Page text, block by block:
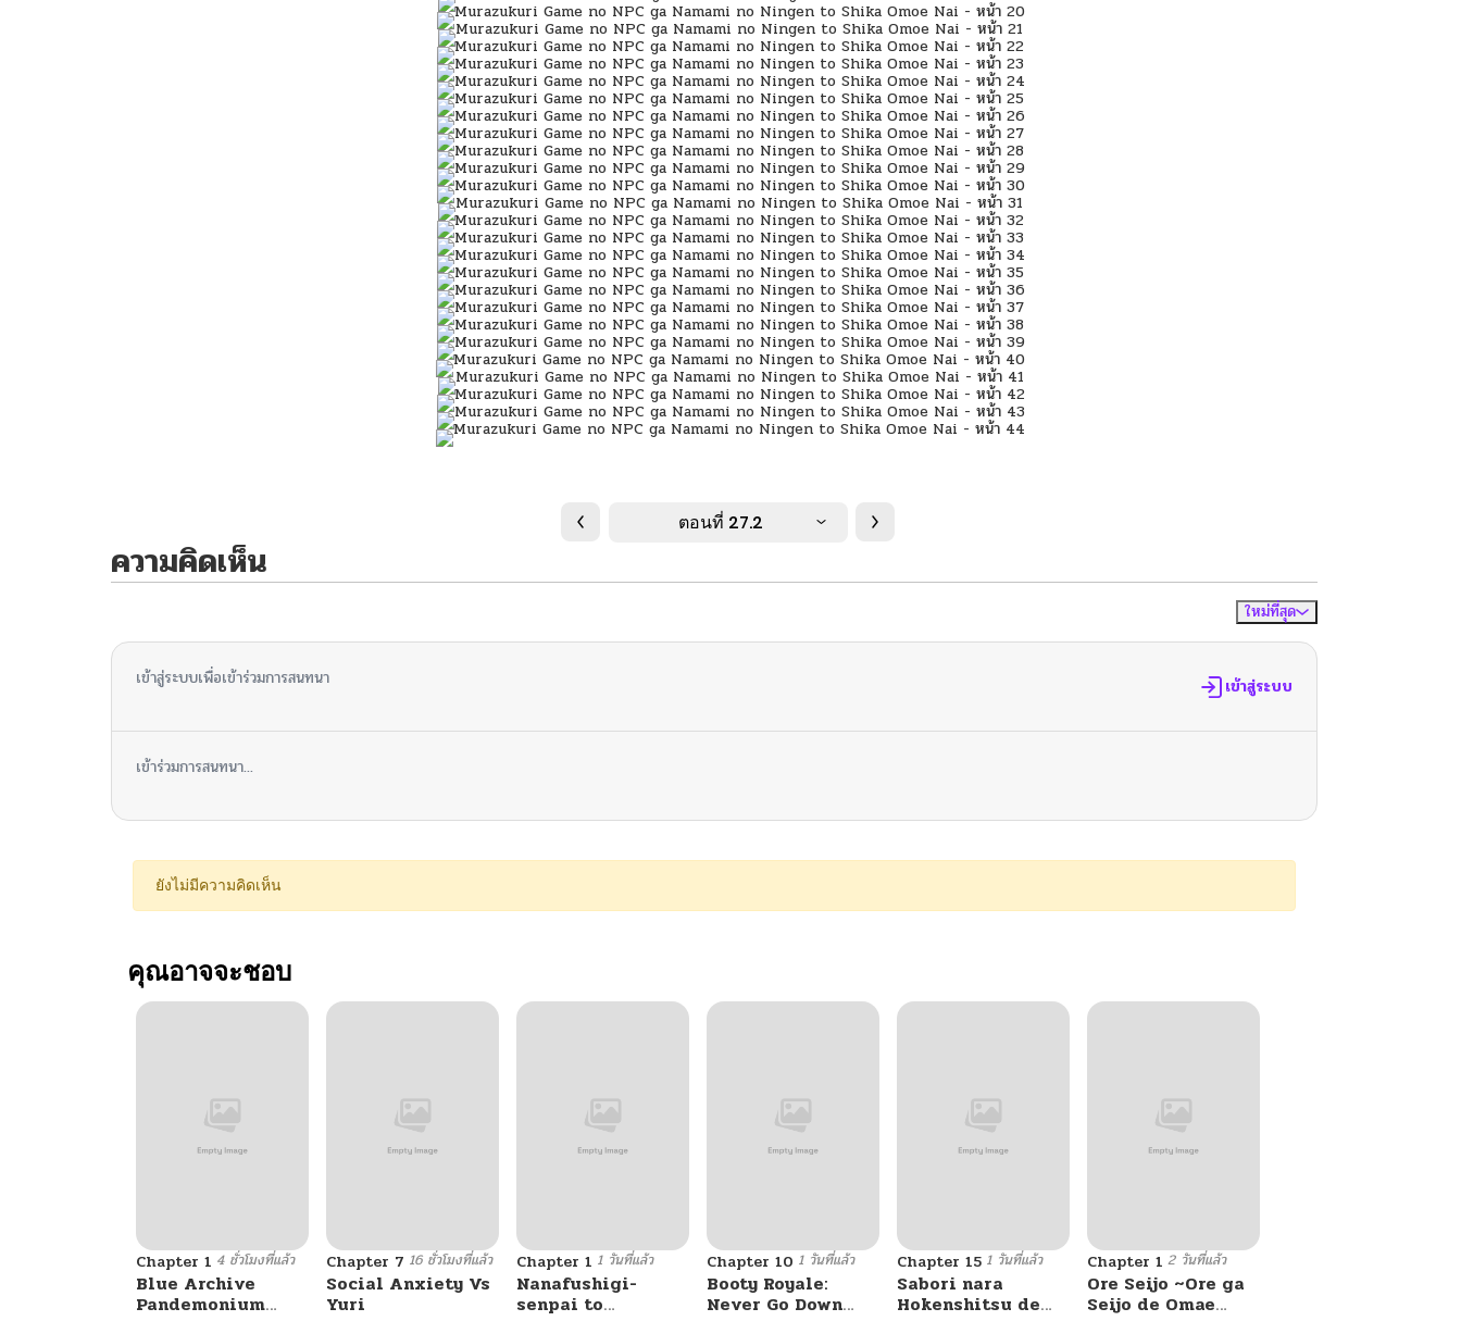
ตอนที่ 27.2
ความคิดเห็น
ใหม่ที่สุด
เข้าสู่ระบบเพื่อเข้าร่วมการสนทนา เข้าสู่ระบบ
เข้าร่วมการสนทนา...
ยังไม่มีความคิดเห็น
คุณอาจจะชอบ
Chapter 1 4 ชั่วโมงที่แล้ว
Blue Archive
Pandemonium
Chapter 7 16 ชั่วโมงที่แล้ว
Social Anxiety Vs
Yuri
Chapter 1 1 วันที่แล้ว
Nanafushigi-
senpai to
Chapter 10 1 วันที่แล้ว
Booty Royale:
Never Go Down
Chapter 15 1 วันที่แล้ว
Sabori nara
Hokenshitsu de
Chapter 1 2 วันที่แล้ว
Ore Seijo ~Ore ga
Seijo de Omae